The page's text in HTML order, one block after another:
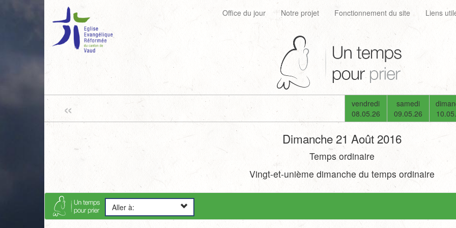
Office du jour Notre projet Fonctionnement du site Liens
«
vendredi
08.05.26
samedi
09.05.26
Dimanche 21 Août 2016
Temps ordinaire
Vingt-et-unième dimanche du temps ordinaire
Aller à: